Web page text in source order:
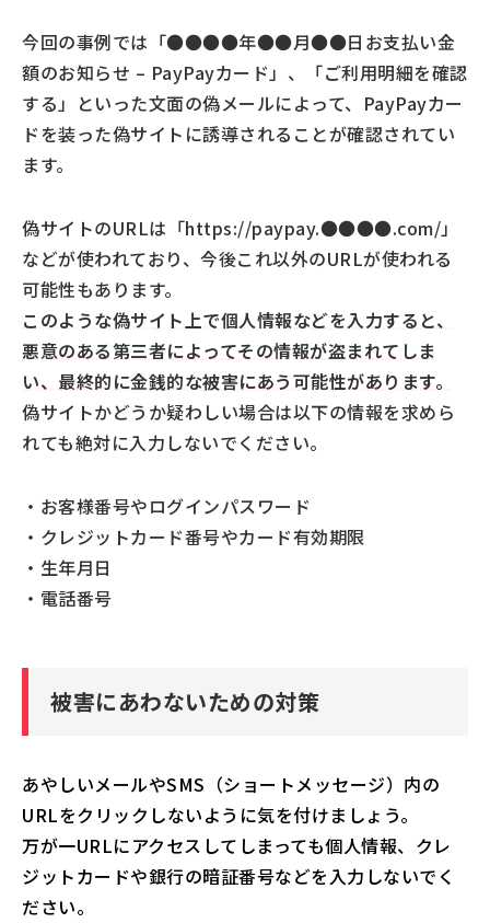
今回の事例では「●●●●年●●月●●日お支払い金
額のお知らせ – PayPayカード」、「ご利用明細を確認
する」といった文面の偽メールによって、PayPayカー
ドを装った偽サイトに誘導されることが確認されてい
ます。
偽サイトのURLは「https://paypay.●●●●.com/」
などが使われており、今後これ以外のURLが使われる
可能性もあります。
このような偽サイト上で個人情報などを入力すると、
悪意のある第三者によってその情報が盗まれてしま
い、最終的に金銭的な被害にあう可能性があります。
偽サイトかどうか疑わしい場合は以下の情報を求めら
れても絶対に入力しないでください。
・お客様番号やログインパスワード
・クレジットカード番号やカード有効期限
・生年月日
・電話番号
被害にあわないための対策
あやしいメールやSMS（ショートメッセージ）内の
URLをクリックしないように気を付けましょう。
万が一URLにアクセスしてしまっても個人情報、クレ
ジットカードや銀行の暗証番号などを入力しないでく
ださい。